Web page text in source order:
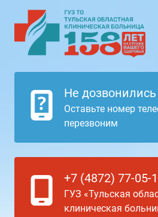
Не
Оставьте номер
перезвоним
+7 (4872) 77-05-
ГУЗ «Тульская
клиническая